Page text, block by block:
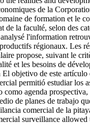
de la
de formation et le
la faculté, selon des
l'information
régionaux. Les
propose, suivant le
et les besoins de
El objetivo de este artículo
permitió estudiar los
agenda
de planes de trabajo
comercial de la
surveillance allowed